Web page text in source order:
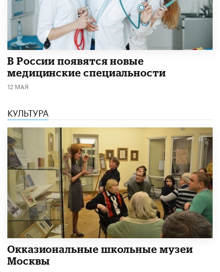
В России появятся новые
медицинские специальности
12 МАЯ
КУЛЬТУРА
​Окказиональные школьные музеи
Москвы